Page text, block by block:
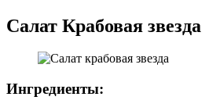
Салат Крабовая звезда
Ингредиенты: